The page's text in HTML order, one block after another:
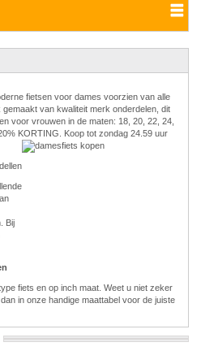
fietsen voor dames voorzien van alle
van kwaliteit merk onderdelen, dit
voor vrouwen in de maten: 18, 20, 22, 24,
KORTING. Koop tot zondag 24.59 uur
Bij
fiets en op inch maat. Weet u niet zeker
in onze handige maattabel voor de juiste